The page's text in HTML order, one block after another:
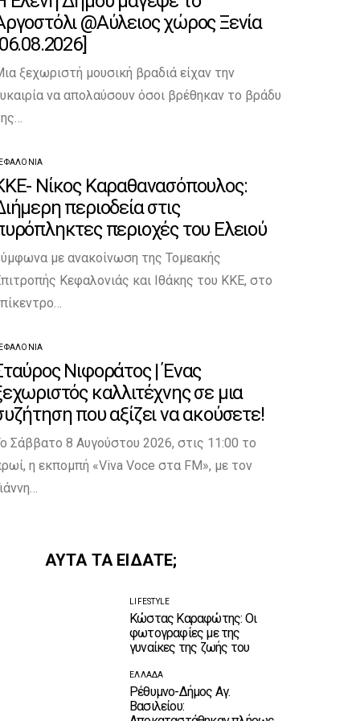
@Αύλειος χώρος Ξενία
ξεχωριστή μουσική βραδιά είχαν την
να απολαύσουν όσοι βρέθηκαν το βράδυ
Νίκος Καραθανασόπουλος:
περιοδεία στις
περιοχές του Ελειού
με ανακοίνωση της Τομεακής
Κεφαλονιάς και Ιθάκης του ΚΚΕ, στο
Νιφοράτος | Ένας
καλλιτέχνης σε μια
που αξίζει να ακούσετε!
Σάββατο 8 Αυγούστου 2026, στις 11:00 το
η εκπομπή «Viva Voce στα FM», με τον
ΑΥΤΑ ΤΑ ΕΙΔΑΤΕ;
LIFESTYLE
Κώστας Καραφώτης: Οι
φωτογραφίες με της
γυναίκες της ζωής του
ΕΛΛΆΔΑ
Ρέθυμνο-Δήμος Αγ.
Βασιλείου: